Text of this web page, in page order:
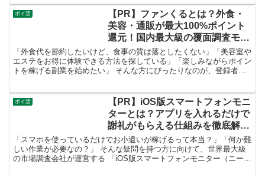
ポイ活
【PR】ファンくるとは？外食・
美容・通販が最大100%ポイント
還元！国内最大級の覆面調査モニ
ターサービスを徹底解説！
「外食代を節約したいけど、食事の質は落としたくない」「美容室や
エステをお得に体験できる方法を探している」「楽しみながらポイン
トを稼げる副業を始めたい」 そんな方にぴったりなのが、登録者数
ポイ活
【PR】iOS版スマートフォンモニ
ターとは？アプリを入れるだけで
謝礼がもらえる仕組みを徹底解
説！
「スマホを使っているだけでお小遣いが稼げるって本当？」「何か難
しい作業が必要なの？」 そんな疑問を持つ方に向けて、世界最大級
の市場調査会社が運営する 「iOS版スマートフォンモニター（ニール